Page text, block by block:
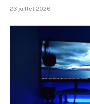
23 juillet 2026